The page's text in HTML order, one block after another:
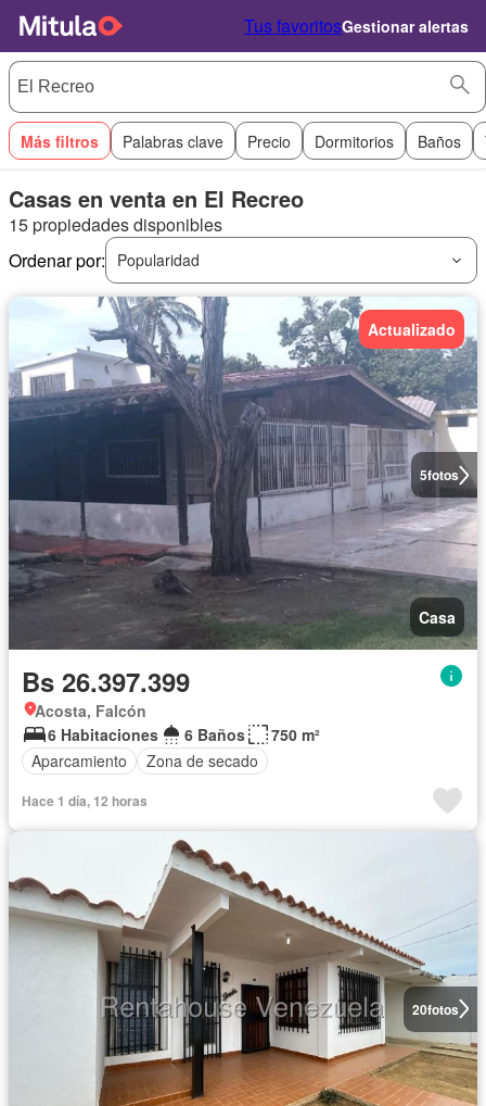
Tus favoritosGestionar alertas
Más filtros Palabras clave Precio Dormitorios Baños
Casas en venta en El Recreo
15 propiedades disponibles
Ordenar por:
Popularidad
5fotos
Actualizado
Casa
Bs 26.397.399
Acosta, Falcón
6 Habitaciones
6 Baños
750 m²
Aparcamiento
Zona de secado
Hace 1 día, 12 horas
20fotos